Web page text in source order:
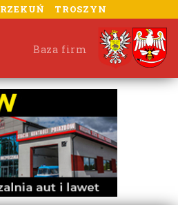
RZEKUŃ TROSZYN
Baza firm